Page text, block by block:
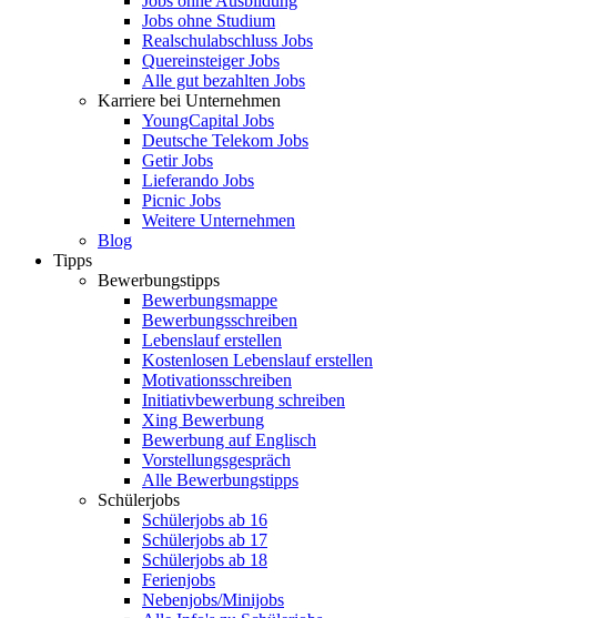
Jobs ohne Studium
Realschulabschluss Jobs
Quereinsteiger Jobs
Alle gut bezahlten Jobs
Karriere bei Unternehmen
YoungCapital Jobs
Deutsche Telekom Jobs
Getir Jobs
Lieferando Jobs
Picnic Jobs
Weitere Unternehmen
Blog
Tipps
Bewerbungstipps
Bewerbungsmappe
Bewerbungsschreiben
Lebenslauf erstellen
Kostenlosen Lebenslauf erstellen
Motivationsschreiben
Initiativbewerbung schreiben
Xing Bewerbung
Bewerbung auf Englisch
Vorstellungsgespräch
Alle Bewerbungstipps
Schülerjobs
Schülerjobs ab 16
Schülerjobs ab 17
Schülerjobs ab 18
Ferienjobs
Nebenjobs/Minijobs